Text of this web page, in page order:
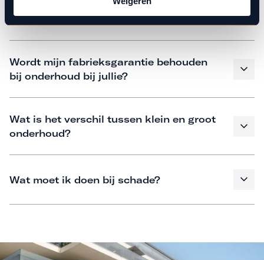
Is vervangend vervoer mogelijk?
Wordt mijn fabrieksgarantie behouden
bij onderhoud bij jullie?
Wat is het verschil tussen klein en groot
onderhoud?
Wat moet ik doen bij schade?